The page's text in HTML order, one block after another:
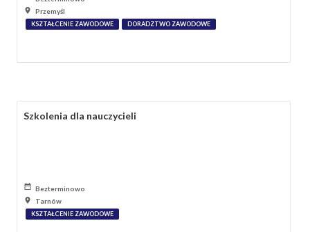
Przemyśl
KSZTAŁCENIE ZAWODOWE DORADZTWO ZAWODOWE
Szkolenia dla nauczycieli
Bezterminowo
Tarnów
KSZTAŁCENIE ZAWODOWE